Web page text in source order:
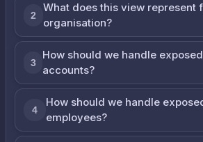
2
What does this view represent
organisation?
3
How should we handle
accounts?
4
How should we handle
employees?